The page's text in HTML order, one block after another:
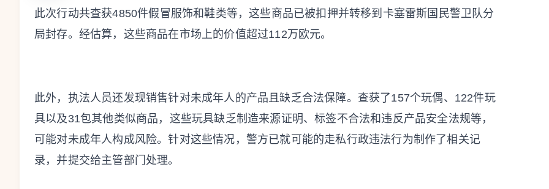
此次行动共查获4850件假冒服饰和鞋类等，这些商品已被扣押并转移到卡塞雷斯国民警卫队分
局封存。经估算，这些商品在市场上的价值超过112万欧元。
此外，执法人员还发现销售针对未成年人的产品且缺乏合法保障。查获了157个玩偶、122件玩
具以及31包其他类似商品，这些玩具缺乏制造来源证明、标签不合法和违反产品安全法规等，
可能对未成年人构成风险。针对这些情况，警方已就可能的走私行政违法行为制作了相关记
录，并提交给主管部门处理。